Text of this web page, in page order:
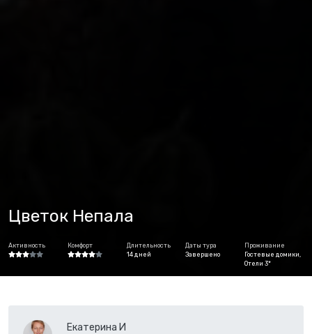
Цветок Непала
Активность Комфорт
Длительность
14 дней
Даты тура
Завершено
Проживание
Гостевые домики,
Отели 3*
Екатерина И